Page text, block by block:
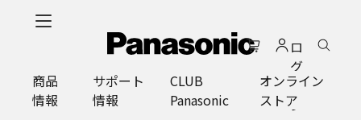
ロ
グ
イ
ン
商品
情報
サポート
情報
CLUB
Panasonic
オンライン
ストア